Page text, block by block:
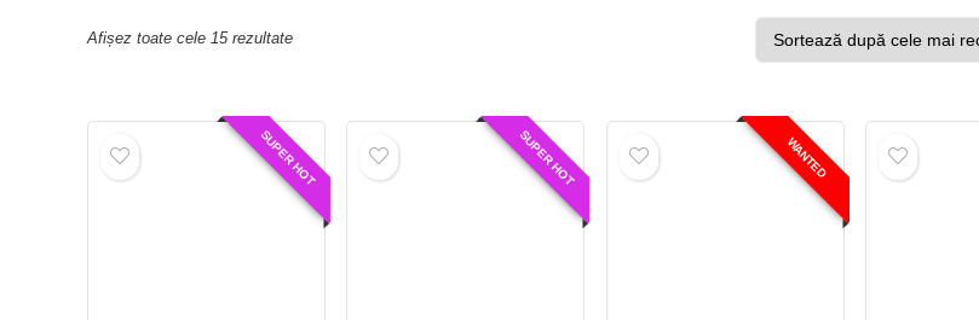
Afișez toate cele 15 rezultate
SUPER HOT SUPER HOT WANTED